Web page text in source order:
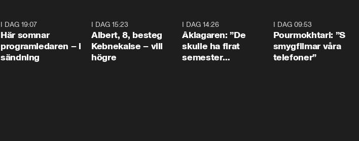
I DAG 19:07
Här somnar
programledaren – i
sändning
I DAG 15:23
Albert, 8, besteg
Kebnekaise – vill
högre
I DAG 14:26
Åklagaren: ”De
skulle ha firat
semester
I DAG 09:53
Pourmokhtari: ”S
smygfilmar våra
telefoner”